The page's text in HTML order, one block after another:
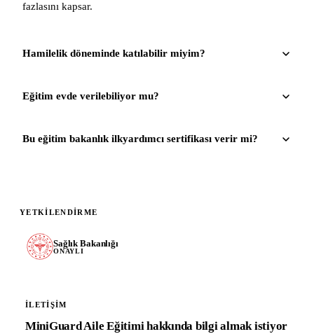
fazlasını kapsar.
Hamilelik döneminde katılabilir miyim?
Eğitim evde verilebiliyor mu?
Bu eğitim bakanlık ilkyardımcı sertifikası verir mi?
YETKILENDIRME
Sağlık Bakanlığı
ONAYLI
İLETIŞIM
MiniGuard Aile Eğitimi hakkında bilgi almak istiyor